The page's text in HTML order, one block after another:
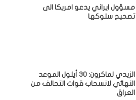
مسؤول ايراني يدعو امريكا الى
تصحيح سلوكها
الزيدي لماكرون: 30 أيلول الموعد
النهائي لانسحاب قوات التحالف من
العراق